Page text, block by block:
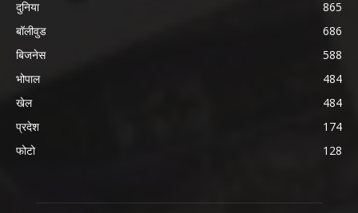
दुनिया
865
बॉलीवुड
686
बिजनेस
588
भोपाल
484
खेल
484
प्रदेश
174
फोटो
128